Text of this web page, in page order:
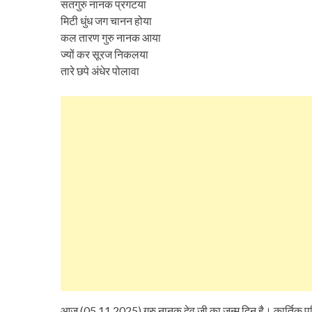
सतगुरु नानक प्रगटया
मिटी धुंध जग चानन होया
कल तारण गुरु नानक आया
ज्यों कर सूरज निकलया
तारे छपे अंधेर पोलावा